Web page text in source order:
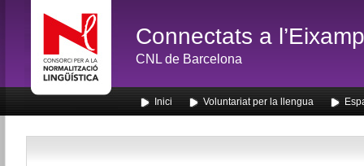
Connectats a
CNL de Barcelona
Inici Voluntariat per la llengua